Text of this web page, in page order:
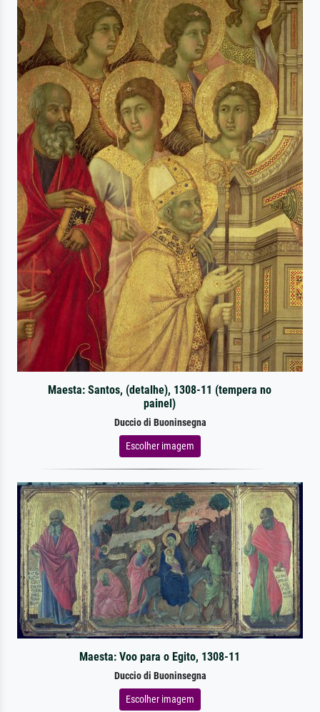
Maesta: Santos, (detalhe), 1308-11 (tempera no
painel)
Duccio di Buoninsegna
Escolher imagem
Maesta: Voo para o Egito, 1308-11
Duccio di Buoninsegna
Escolher imagem